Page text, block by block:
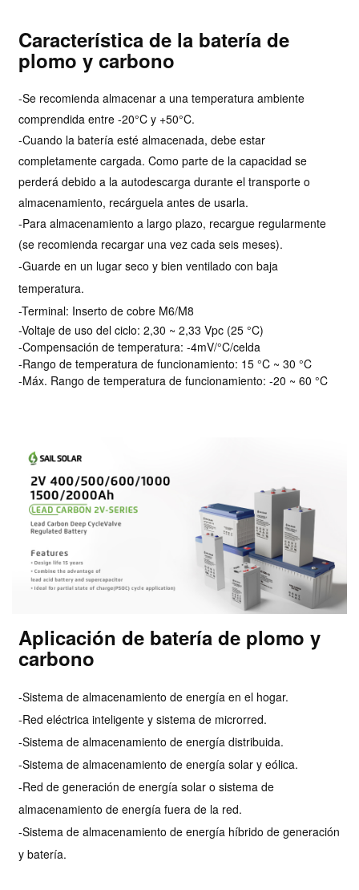
Característica de la batería de
plomo y carbono
-Se recomienda almacenar a una temperatura ambiente
comprendida entre -20°C y +50°C.
-Cuando la batería esté almacenada, debe estar
completamente cargada. Como parte de la capacidad se
perderá debido a la autodescarga durante el transporte o
almacenamiento, recárguela antes de usarla.
-Para almacenamiento a largo plazo, recargue regularmente
(se recomienda recargar una vez cada seis meses).
-Guarde en un lugar seco y bien ventilado con baja
temperatura.
-Terminal: Inserto de cobre M6/M8
-Voltaje de uso del ciclo: 2,30 ~ 2,33 Vpc (25 °C)
-Compensación de temperatura: -4mV/°C/celda
-Rango de temperatura de funcionamiento: 15 °C ~ 30 °C
-Máx. Rango de temperatura de funcionamiento: -20 ~ 60 °C
Aplicación de batería de plomo y
carbono
-Sistema de almacenamiento de energía en el hogar.
-Red eléctrica inteligente y sistema de microrred.
-Sistema de almacenamiento de energía distribuida.
-Sistema de almacenamiento de energía solar y eólica.
-Red de generación de energía solar o sistema de
almacenamiento de energía fuera de la red.
-Sistema de almacenamiento de energía híbrido de generación
y batería.